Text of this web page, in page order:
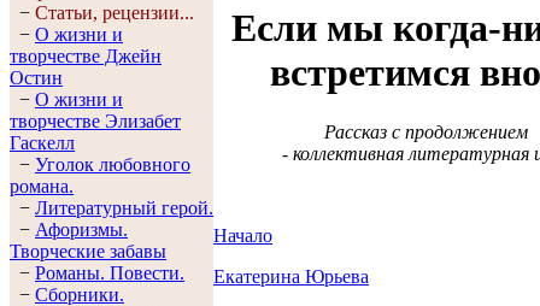
− Статьи, рецензии...
− О жизни и
творчестве Джейн
Остин
− О жизни и
творчестве Элизабет
Гaскелл
− Уголок любовного
романа.
− Литературный герой.
− Афоризмы.
Творческие забавы
− Романы. Повести.
− Сборники.
Если мы когда-
встретимся
Рассказ с продолжением
- коллективная литературная
Начало
Екатерина Юрьева